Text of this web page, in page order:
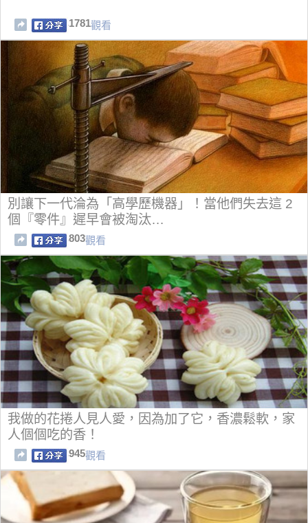
1781觀看
別讓下一代淪為「高學歷機器」！當他們失去這 2
個『零件』遲早會被淘汰…
803觀看
我做的花捲人見人愛，因為加了它，香濃鬆軟，家
人個個吃的香！
945觀看